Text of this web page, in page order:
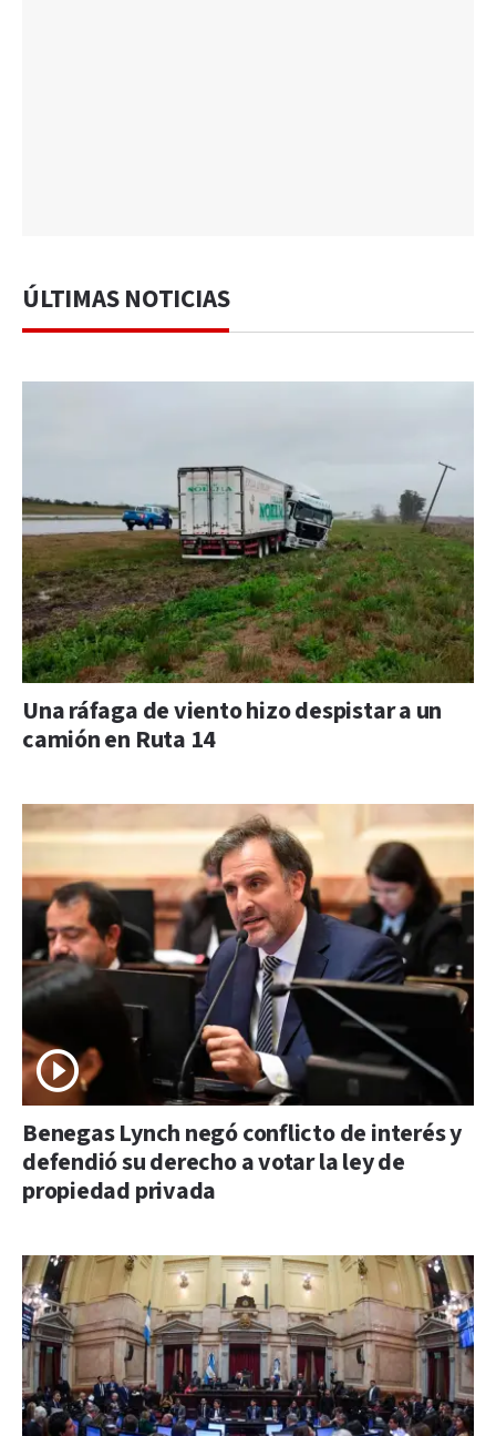
ÚLTIMAS NOTICIAS
Una ráfaga de viento hizo despistar a un
camión en Ruta 14
Benegas Lynch negó conflicto de interés y
defendió su derecho a votar la ley de
propiedad privada